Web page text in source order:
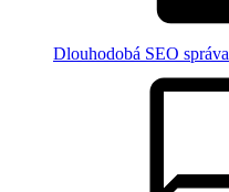
Dlouhodobá SEO správa